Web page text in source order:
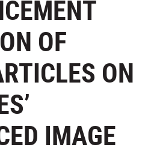
OF
ON
IMAGE